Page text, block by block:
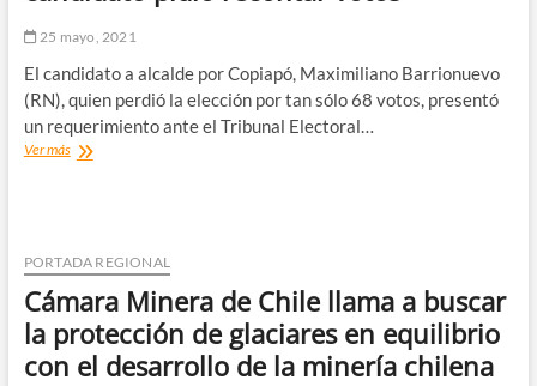
la
Medi
25 mayo, 2021
El candidato a alcalde por Copiapó, Maximiliano Barrionuevo
(RN), quien perdió la elección por tan sólo 68 votos, presentó
un requerimiento ante el Tribunal Electoral…
Ver másConfusión
elección
de
alcalde
Copiapó:
candidato
PORTADA REGIONAL
Cámara Minera de Chile llama a buscar
la protección de glaciares en equilibrio
con el desarrollo de la minería chilena